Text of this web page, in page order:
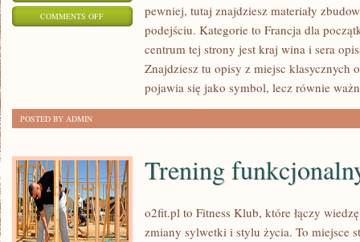
COMMENTS OFFON
pewniej, tutaj znajdziesz materiały
podejściu. Kategorie to Francja dla
centrum tej strony jest kraj wina i sera
Znajdziesz tu opisy z miejsc klasycznych
pojawia się jako symbol, lecz równie
POSTED BY ADMIN
Trening
o2fit.pl to Fitness Klub, które łączy
zmiany sylwetki i stylu życia. To miejsce